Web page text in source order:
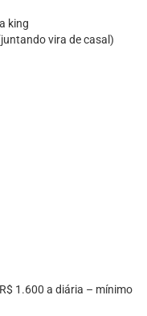
king
vira de casal)
1.600 a diária – mínimo